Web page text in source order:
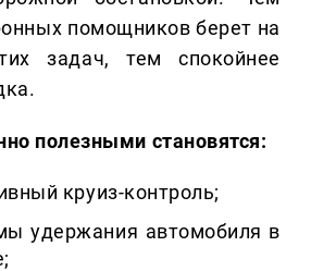
помощников берет на
задач, тем спокойнее
полезными становятся:
круиз-контроль;
удержания автомобиля в